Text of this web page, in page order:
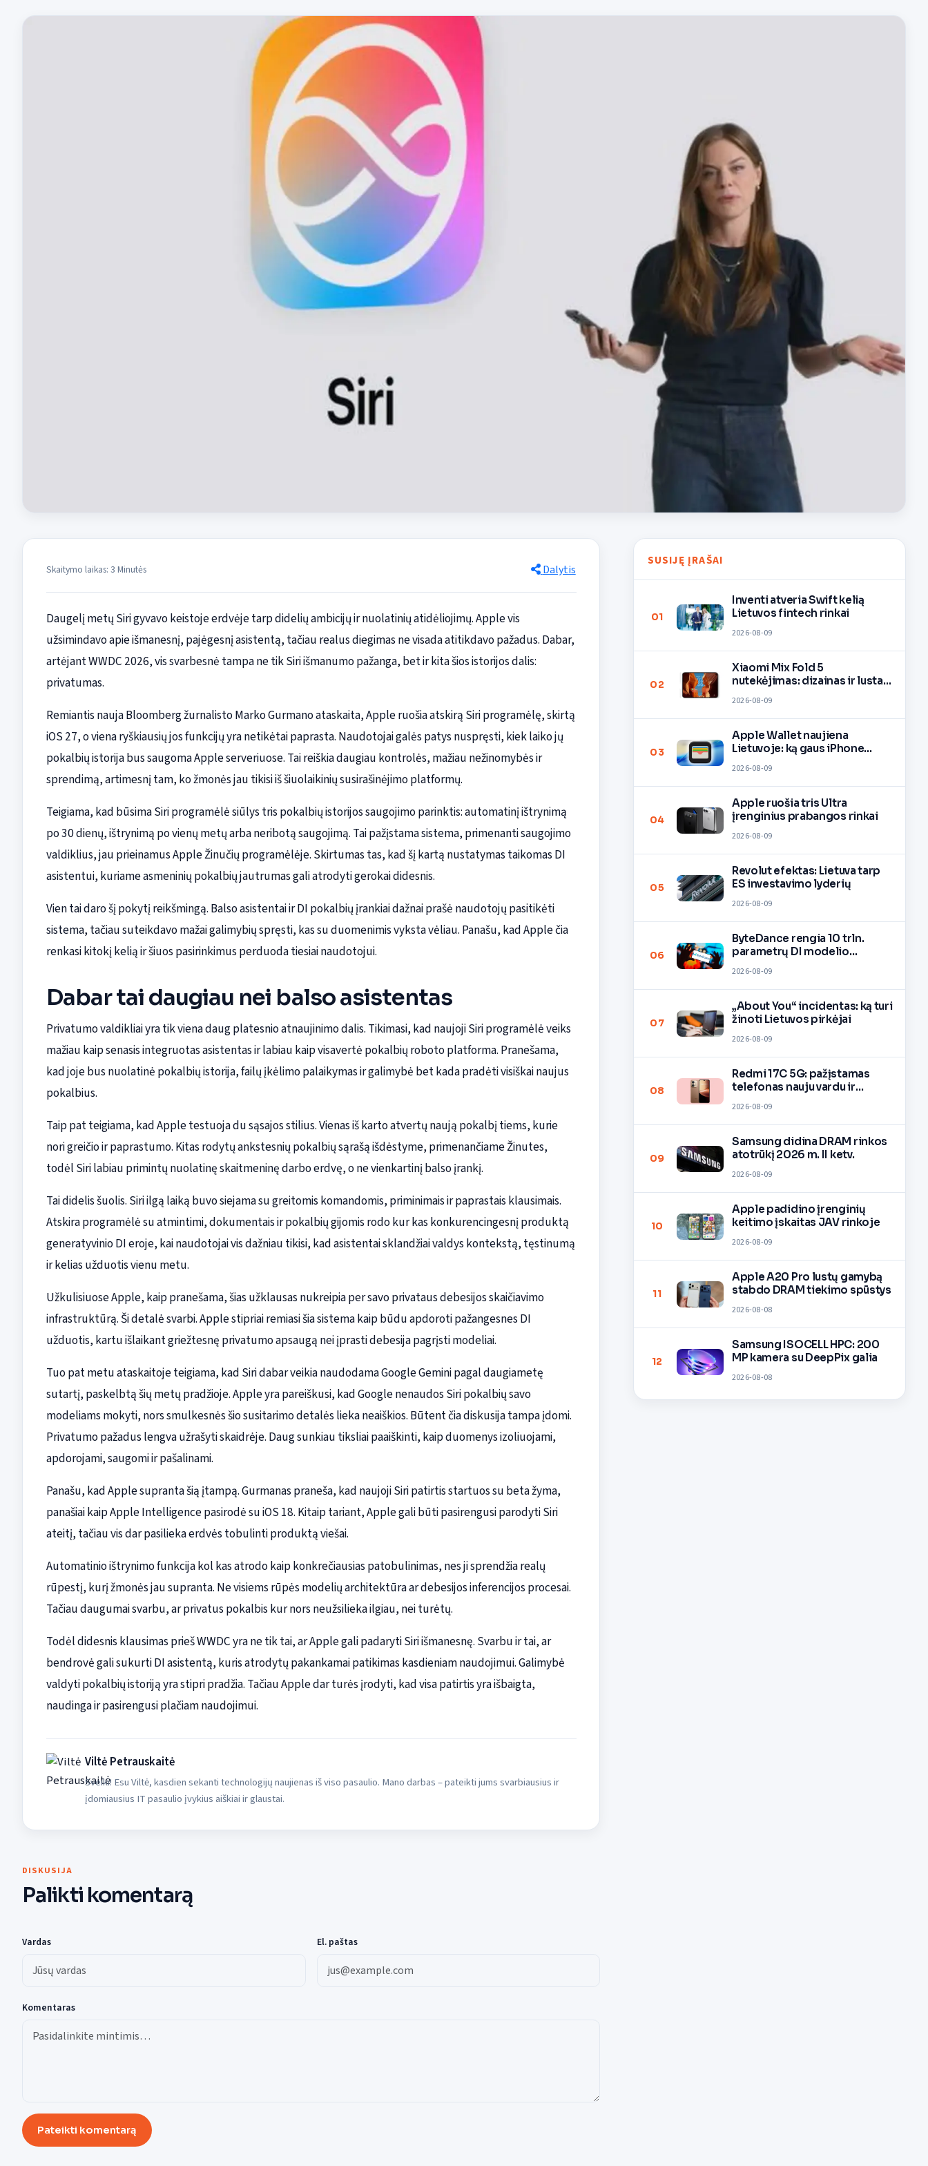
Skaitymo laikas: 3 Minutės Dalytis
Daugelį metų Siri gyvavo keistoje erdvėje tarp didelių ambicijų ir nuolatinių atidėliojimų. Apple vis
užsimindavo apie išmanesnį, pajėgesnį asistentą, tačiau realus diegimas ne visada atitikdavo pažadus. Dabar,
artėjant WWDC 2026, vis svarbesnė tampa ne tik Siri išmanumo pažanga, bet ir kita šios istorijos dalis:
privatumas.
Remiantis nauja Bloomberg žurnalisto Marko Gurmano ataskaita, Apple ruošia atskirą Siri programėlę, skirtą
iOS 27, o viena ryškiausių jos funkcijų yra netikėtai paprasta. Naudotojai galės patys nuspręsti, kiek laiko jų
pokalbių istorija bus saugoma Apple serveriuose. Tai reiškia daugiau kontrolės, mažiau nežinomybės ir
sprendimą, artimesnį tam, ko žmonės jau tikisi iš šiuolaikinių susirašinėjimo platformų.
Teigiama, kad būsima Siri programėlė siūlys tris pokalbių istorijos saugojimo parinktis: automatinį ištrynimą
po 30 dienų, ištrynimą po vienų metų arba neribotą saugojimą. Tai pažįstama sistema, primenanti saugojimo
valdiklius, jau prieinamus Apple Žinučių programėlėje. Skirtumas tas, kad šį kartą nustatymas taikomas DI
asistentui, kuriame asmeninių pokalbių jautrumas gali atrodyti gerokai didesnis.
Vien tai daro šį pokytį reikšmingą. Balso asistentai ir DI pokalbių įrankiai dažnai prašė naudotojų pasitikėti
sistema, tačiau suteikdavo mažai galimybių spręsti, kas su duomenimis vyksta vėliau. Panašu, kad Apple čia
renkasi kitokį kelią ir šiuos pasirinkimus perduoda tiesiai naudotojui.
Dabar tai daugiau nei balso asistentas
Privatumo valdikliai yra tik viena daug platesnio atnaujinimo dalis. Tikimasi, kad naujoji Siri programėlė veiks
mažiau kaip senasis integruotas asistentas ir labiau kaip visavertė pokalbių roboto platforma. Pranešama,
kad joje bus nuolatinė pokalbių istorija, failų įkėlimo palaikymas ir galimybė bet kada pradėti visiškai naujus
pokalbius.
Taip pat teigiama, kad Apple testuoja du sąsajos stilius. Vienas iš karto atvertų naują pokalbį tiems, kurie
nori greičio ir paprastumo. Kitas rodytų ankstesnių pokalbių sąrašą išdėstyme, primenančiame Žinutes,
todėl Siri labiau primintų nuolatinę skaitmeninę darbo erdvę, o ne vienkartinį balso įrankį.
Tai didelis šuolis. Siri ilgą laiką buvo siejama su greitomis komandomis, priminimais ir paprastais klausimais.
Atskira programėlė su atmintimi, dokumentais ir pokalbių gijomis rodo kur kas konkurencingesnį produktą
generatyvinio DI eroje, kai naudotojai vis dažniau tikisi, kad asistentai sklandžiai valdys kontekstą, tęstinumą
ir kelias užduotis vienu metu.
Užkulisiuose Apple, kaip pranešama, šias užklausas nukreipia per savo privataus debesijos skaičiavimo
infrastruktūrą. Ši detalė svarbi. Apple stipriai remiasi šia sistema kaip būdu apdoroti pažangesnes DI
užduotis, kartu išlaikant griežtesnę privatumo apsaugą nei įprasti debesija pagrįsti modeliai.
Tuo pat metu ataskaitoje teigiama, kad Siri dabar veikia naudodama Google Gemini pagal daugiametę
sutartį, paskelbtą šių metų pradžioje. Apple yra pareiškusi, kad Google nenaudos Siri pokalbių savo
modeliams mokyti, nors smulkesnės šio susitarimo detalės lieka neaiškios. Būtent čia diskusija tampa įdomi.
Privatumo pažadus lengva užrašyti skaidrėje. Daug sunkiau tiksliai paaiškinti, kaip duomenys izoliuojami,
apdorojami, saugomi ir pašalinami.
Panašu, kad Apple supranta šią įtampą. Gurmanas praneša, kad naujoji Siri patirtis startuos su beta žyma,
panašiai kaip Apple Intelligence pasirodė su iOS 18. Kitaip tariant, Apple gali būti pasirengusi parodyti Siri
ateitį, tačiau vis dar pasilieka erdvės tobulinti produktą viešai.
Automatinio ištrynimo funkcija kol kas atrodo kaip konkrečiausias patobulinimas, nes ji sprendžia realų
rūpestį, kurį žmonės jau supranta. Ne visiems rūpės modelių architektūra ar debesijos inferencijos procesai.
Tačiau daugumai svarbu, ar privatus pokalbis kur nors neužsilieka ilgiau, nei turėtų.
Todėl didesnis klausimas prieš WWDC yra ne tik tai, ar Apple gali padaryti Siri išmanesnę. Svarbu ir tai, ar
bendrovė gali sukurti DI asistentą, kuris atrodytų pakankamai patikimas kasdieniam naudojimui. Galimybė
valdyti pokalbių istoriją yra stipri pradžia. Tačiau Apple dar turės įrodyti, kad visa patirtis yra išbaigta,
naudinga ir pasirengusi plačiam naudojimui.
Viltė Petrauskaitė
Sveiki! Esu Viltė, kasdien sekanti technologijų naujienas iš viso pasaulio. Mano darbas – pateikti jums svarbiausius ir
įdomiausius IT pasaulio įvykius aiškiai ir glaustai.
DISKUSIJA
Palikti komentarą
Vardas El. paštas
Komentaras
Pateikti komentarą
SUSIJĘ ĮRAŠAI
01
Inventi atveria Swift kelią
Lietuvos fintech rinkai
2026-08-09
02
Xiaomi Mix Fold 5
nutekėjimas: dizainas ir lustas
2026-08-09
03
Apple Wallet naujiena
Lietuvoje: ką gaus iPhone
2026-08-09
04
Apple ruošia tris Ultra
įrenginius prabangos rinkai
2026-08-09
05
Revolut efektas: Lietuva tarp
ES investavimo lyderių
2026-08-09
06
ByteDance rengia 10 trln.
parametrų DI modelio
2026-08-09
07
„About You“ incidentas: ką turi
žinoti Lietuvos pirkėjai
2026-08-09
08
Redmi 17C 5G: pažįstamas
telefonas nauju vardu ir
2026-08-09
09
Samsung didina DRAM rinkos
atotrūkį 2026 m. II ketv.
2026-08-09
10
Apple padidino įrenginių
keitimo įskaitas JAV rinkoje
2026-08-09
11
Apple A20 Pro lustų gamybą
stabdo DRAM tiekimo spūstys
2026-08-08
12
Samsung ISOCELL HPC: 200
MP kamera su DeepPix galia
2026-08-08